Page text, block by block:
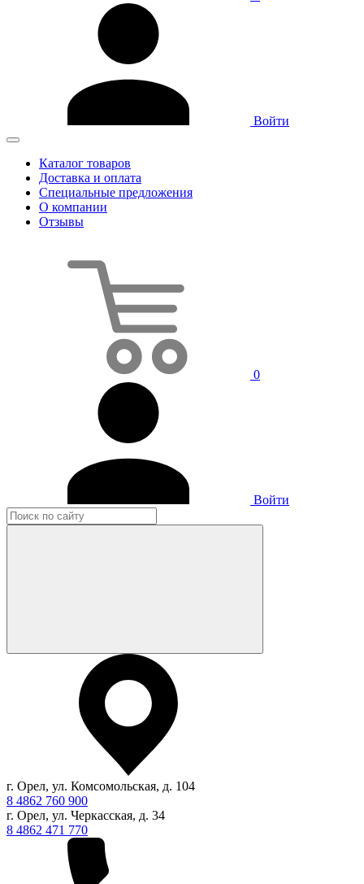
Войти
Каталог товаров
Доставка и оплата
Специальные предложения
О компании
Отзывы
0
Войти
г. Орел, ул. Комсомольская, д. 104
8 4862 760 900
г. Орел, ул. Черкасская, д. 34
8 4862 471 770